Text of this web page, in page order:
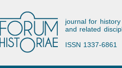
Forum
journal for history
and related
ISSN 1337-6861